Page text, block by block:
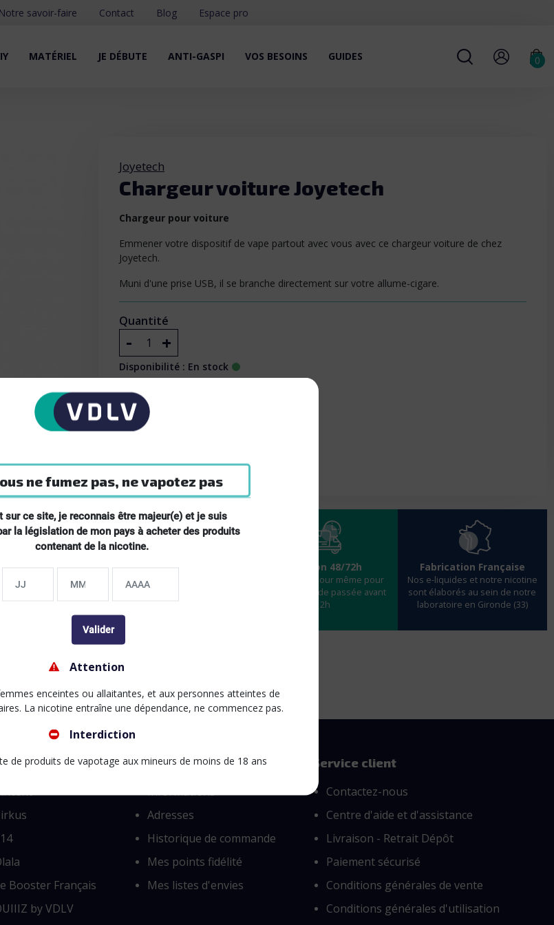
ne fumez pas, ne vapotez pas
sur ce site, je reconnais être majeur(e) et je suis
la législation de mon pays à acheter des produits
contenant de la nicotine.
Valider
Attention
enceintes ou allaitantes, et aux personnes atteintes de
La nicotine entraîne une dépendance, ne commencez pas.
Interdiction
de produits de vapotage aux mineurs de moins de 18 ans
Notre savoir-faire Contact Blog Espace pro
MATÉRIEL JE DÉBUTE ANTI-GASPI VOS BESOINS GUIDES 0
Joyetech
Chargeur voiture Joyetech
Chargeur pour voiture
Emmener votre dispositif de vape partout avec vous avec ce chargeur voiture de chez
Joyetech.
Muni d'une prise USB, il se branche directement sur votre allume-cigare.
Quantité
+
-
Disponibilité : En stock
4.50 €
Livraison gratuite
En point relais dès 29,90 €
métropolitaine.
Livraison 48/72h
Expédition le jour même pour
toute commande passée avant
12h
Fabrication Française
Nos e-liquides et notre nicotine
sont élaborés au sein de notre
laboratoire en Gironde (33)
Booster Français
by VDLV
Mon compte
Informations
Adresses
Historique de commande
Mes points fidélité
Mes listes d'envies
Service client
Contactez-nous
Centre d'aide et d'assistance
Livraison - Retrait Dépôt
Paiement sécurisé
Conditions générales de vente
Conditions générales d'utilisation